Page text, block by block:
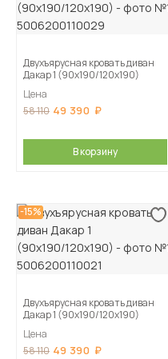
Двухъярусная кровать диван
Дакар 1 (90х190/120х190)
Цена
58 110 49 390
В корзину
-15%
Двухъярусная кровать диван
Дакар 1 (90х190/120х190)
Цена
58 110 49 390